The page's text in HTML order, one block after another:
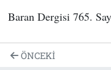
Baran Dergisi 765.
ÖNCEKI